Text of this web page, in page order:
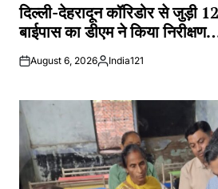
IN
दिल्ली-देहरादून कॉरिडोर से जुड़ी
बाईपास का डीएम ने किया
August 6, 2026Posted
India121